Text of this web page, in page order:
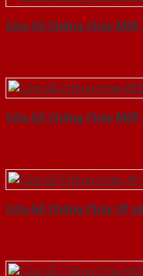
Cửa Gỗ Chống Cháy
Cửa Gỗ Chống Cháy MDF
Cửa Gỗ Chống Cháy 2P